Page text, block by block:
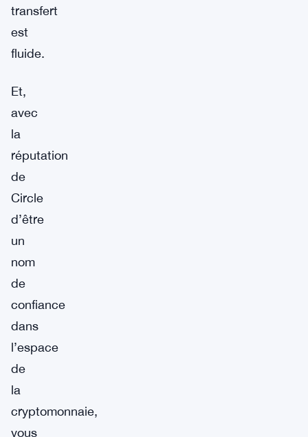
transfert
est
fluide.
Et,
avec
la
réputation
de
Circle
d’être
un
nom
de
confiance
dans
l’espace
de
la
cryptomonnaie,
vous